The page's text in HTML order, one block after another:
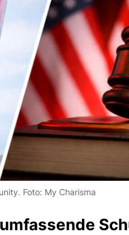
Foto: My Charisma